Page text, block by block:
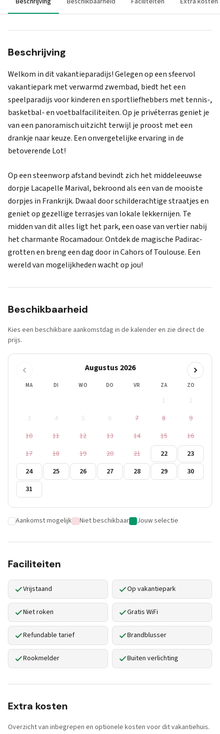
Beschrijving
Welkom in dit vakantieparadijs! Gelegen op een sfeervol
vakantiepark met verwarmd zwembad, biedt het een
speelparadijs voor kinderen en sportliefhebbers met tennis-,
basketbal- en voetbalfaciliteiten. Op je privéterras geniet je
van een panoramisch uitzicht terwijl je proost met een
drankje naar keuze. Een onvergetelijke ervaring in de
betoverende Lot!
Op een steenworp afstand bevindt zich het middeleeuwse
dorpje Lacapelle Marival, bekroond als een van de mooiste
dorpjes in Frankrijk. Dwaal door schilderachtige straatjes en
geniet op gezellige terrasjes van lokale lekkernijen. Te
midden van dit alles ligt het park, een oase van vertier nabij
het charmante Rocamadour. Ontdek de magische Padirac-
grotten en breng een dag door in Cahors of Toulouse. Een
wereld van mogelijkheden wacht op jou!
Beschikbaarheid
Kies een beschikbare aankomstdag in de kalender en zie direct de
prijs.
Augustus 2026
MA DI WO DO VR ZA ZO
1
2
3
4 5 6 7 8
9
10
11 12 13 14 15
16
17
18 19 20 21 22
23
24
25 26 27 28 29
30
31
Aankomst mogelijk Niet beschikbaar Jouw selectie
Faciliteiten
Vrijstaand Op vakantiepark
Niet roken Gratis WiFi
Refundable tarief Brandblusser
Rookmelder Buiten verlichting
Extra kosten
Overzicht van inbegrepen en optionele kosten voor dit vakantiehuis.